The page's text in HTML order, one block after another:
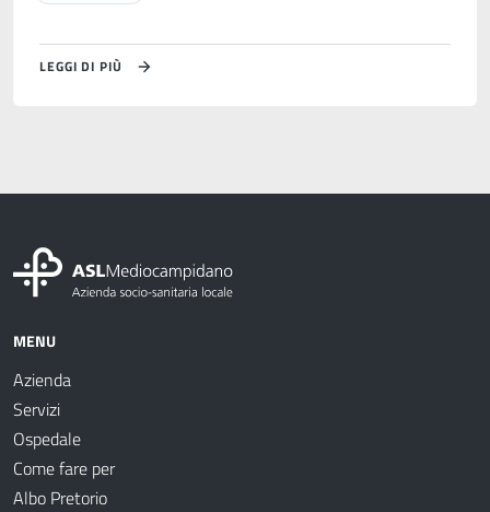
LEGGI DI PIÙ
MENU
Azienda
Servizi
Ospedale
Come fare per
Albo Pretorio